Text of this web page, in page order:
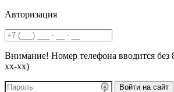
Авторизация
Внимание! Номер телефона вводится
хх-хх)
Войти на сайт